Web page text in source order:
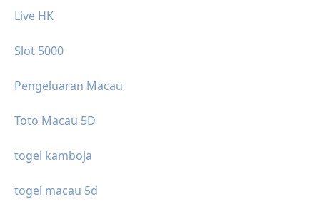
Live HK
Slot 5000
Pengeluaran Macau
Toto Macau 5D
togel kamboja
togel macau 5d